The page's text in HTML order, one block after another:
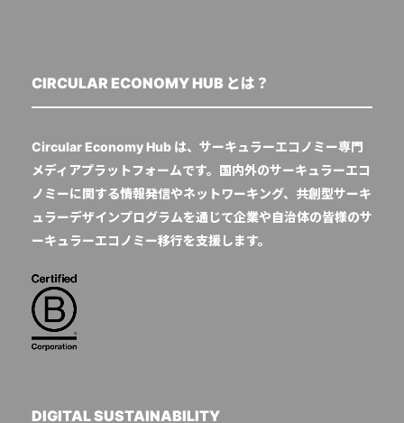
CIRCULAR ECONOMY HUB とは？
Circular Economy Hub は、サーキュラーエコノミー専門
メディアプラットフォームです。国内外のサーキュラーエコ
ノミーに関する情報発信やネットワーキング、共創型サーキ
ュラーデザインプログラムを通じて企業や自治体の皆様のサ
ーキュラーエコノミー移行を支援します。
DIGITAL SUSTAINABILITY